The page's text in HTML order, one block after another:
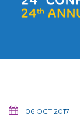
06 OCT 2017